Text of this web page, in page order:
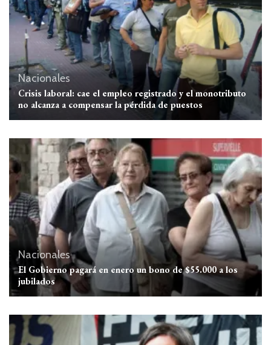
Nacionales
Crisis laboral: cae el empleo registrado y el monotributo
no alcanza a compensar la pérdida de puestos
Nacionales
El Gobierno pagará en enero un bono de $55.000 a los
jubilados